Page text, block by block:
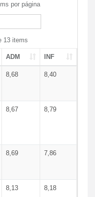
por página
13 items
ADM INF
8,68 8,40
8,67 8,79
8,69 7,86
8,13 8,18